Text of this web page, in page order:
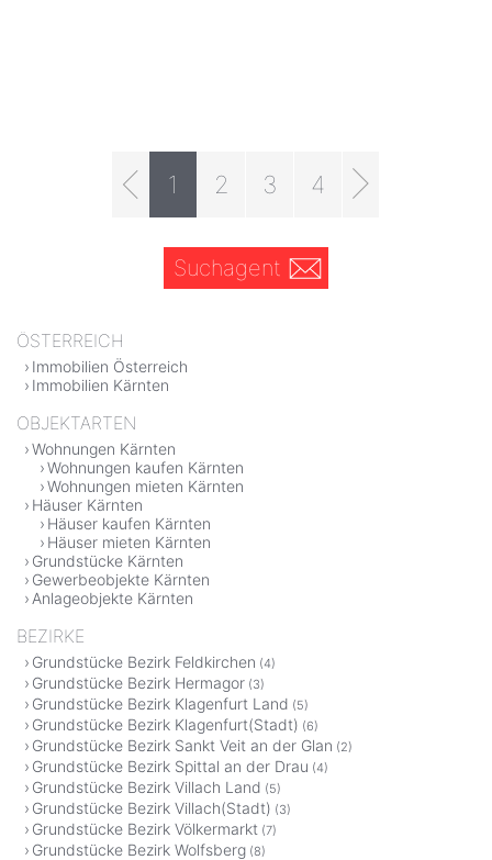
1 2 3 4
Suchagent
ÖSTERREICH
Immobilien Österreich
Immobilien Kärnten
OBJEKTARTEN
Wohnungen Kärnten
Wohnungen kaufen Kärnten
Wohnungen mieten Kärnten
Häuser Kärnten
Häuser kaufen Kärnten
Häuser mieten Kärnten
Grundstücke Kärnten
Gewerbeobjekte Kärnten
Anlageobjekte Kärnten
BEZIRKE
Grundstücke Bezirk Feldkirchen (4)
Grundstücke Bezirk Hermagor (3)
Grundstücke Bezirk Klagenfurt Land (5)
Grundstücke Bezirk Klagenfurt(Stadt) (6)
Grundstücke Bezirk Sankt Veit an der Glan (2)
Grundstücke Bezirk Spittal an der Drau (4)
Grundstücke Bezirk Villach Land (5)
Grundstücke Bezirk Villach(Stadt) (3)
Grundstücke Bezirk Völkermarkt (7)
Grundstücke Bezirk Wolfsberg (8)